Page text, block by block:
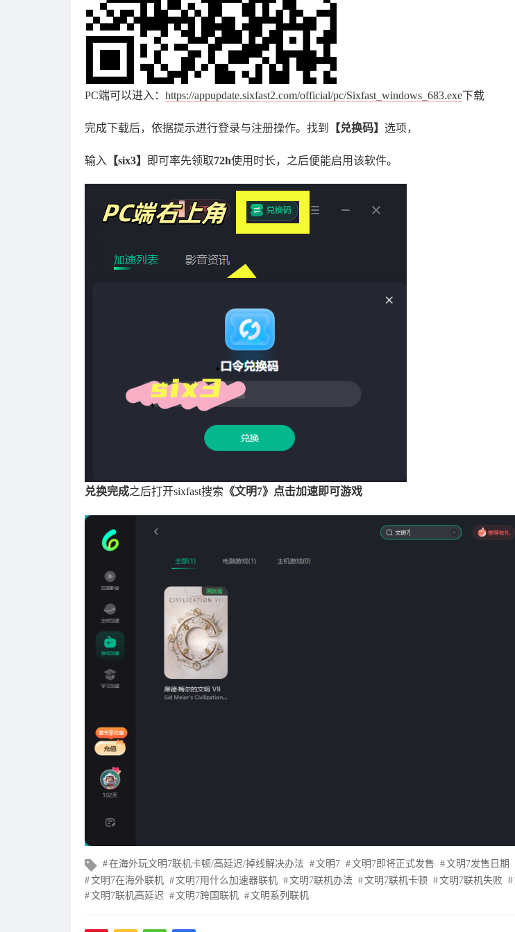
PC端可以进入： https://appupdate.sixfast2.com/official/pc/Sixfast_windows_683.exe下载
完成下载后，依据提示进行登录与注册操作。找到 【兑换码】 选项，
输入 【six3】 即可率先领取72h使用时长，之后便能启用该软件。
兑换完成之后打开sixfast搜索 《文明7》点击加速即可游戏
文
章
标
签
在海外玩文明7联机卡顿/高延迟/掉线解决办法 文明7 文明7即将正式发售 文明7发售日期
文明7在海外联机
文明7用什么加速器联机 文明7联机办法 文明7联机卡顿 文明7联机失败
文明7联机高延迟
文明7跨国联机 文明系列联机